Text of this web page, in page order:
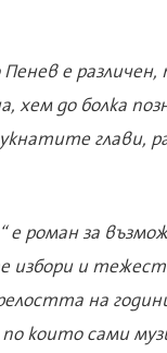
Пенев е
хем до болка
глави,
е роман за
избори и
на
които сами